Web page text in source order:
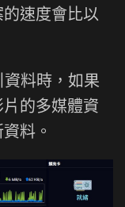
速度會比以
料時，如果
的多媒體資
料。